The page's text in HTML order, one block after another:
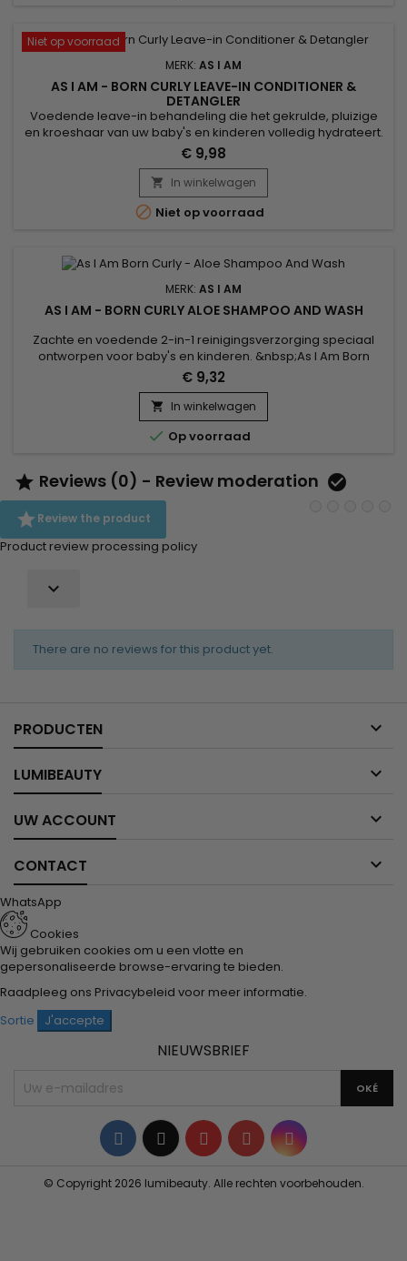
Niet op voorraad
MERK: AS I AM
AS I AM - BORN CURLY LEAVE-IN CONDITIONER &
DETANGLER
Voedende leave-in behandeling die het gekrulde, pluizige
en kroeshaar van uw baby's en kinderen volledig hydrateert.
&nbsp;As I Am Born Curly Argan Leave-in Conditioner en
Detangler voedt, versterkt de haarvezel, ontwart onmiddellijk,
definieert krullen en vermindert breuk, kroezen en het
verschijnen van knopen. De voedende Argan Leave-in-
behandeling...
€ 9,98
 In winkelwagen
 Niet op voorraad
MERK: AS I AM
AS I AM - BORN CURLY ALOE SHAMPOO AND WASH
Zachte en voedende 2-in-1 reinigingsverzorging speciaal
ontworpen voor baby's en kinderen. &nbsp;As I Am Born
Curly Aloe Shampoo And Wash reinigt de huid en het haar
diep zonder de ogen te prikken, terwijl de delicatesse en het
natuurlijke evenwicht van de huid en hoofdhuid behouden
blijven.Verrijkt met Aloë Vera en Vanille-extract, zuivert,
voedt,...
€ 9,32
 In winkelwagen
 Op voorraad
 Reviews (0) - Review moderation 
Review the product
Product review processing policy

There are no reviews for this product yet.
PRODUCTEN 
LUMIBEAUTY 
UW ACCOUNT 
CONTACT 
WhatsApp
Cookies
Wij gebruiken cookies om u een vlotte en
gepersonaliseerde browse-ervaring te bieden.
Raadpleeg ons Privacybeleid voor meer informatie.
Sortie
J'accepte
NIEUWSBRIEF
Facebook
TwitterYouTubePinterestInstagram
© Copyright 2026 lumibeauty. Alle rechten voorbehouden.